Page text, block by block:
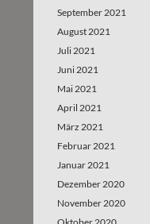
September 2021
August 2021
Juli 2021
Juni 2021
Mai 2021
April 2021
März 2021
Februar 2021
Januar 2021
Dezember 2020
November 2020